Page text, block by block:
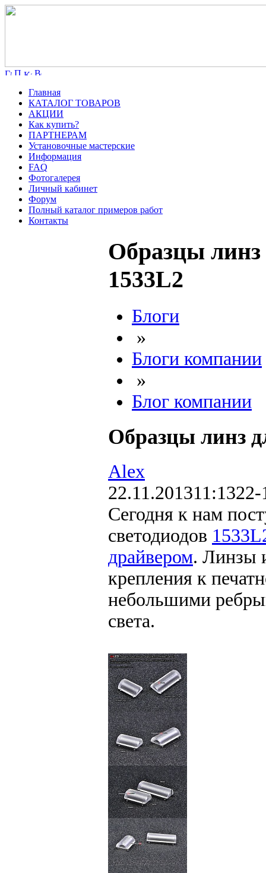
Главная
КАТАЛОГ ТОВАРОВ
АКЦИИ
Как купить?
ПАРТНЕРАМ
Установочные мастерские
Информация
FAQ
Фотогалерея
Личный кабинет
Форум
Полный каталог примеров работ
Контакты
Образцы
1533L2
Блоги
»
Блоги компании
»
Блог компании
Образцы линз
Alex
22.11.201311:1322-
Сегодня к нам
светодиодов
драйвером. Линзы
крепления к
небольшими
света.